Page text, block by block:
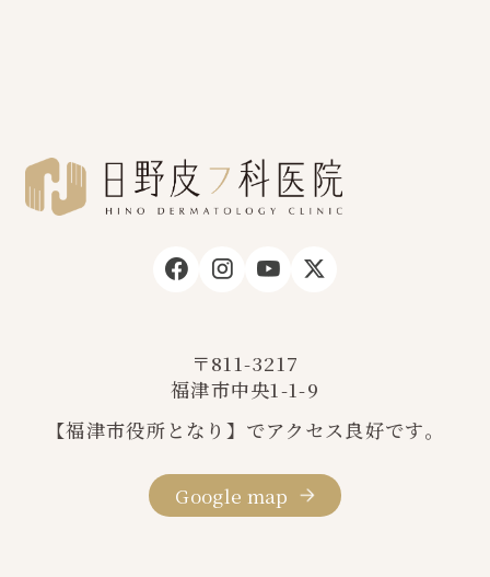
〒811-3217
福津市中央1-1-9
【福津市役所となり】でアクセス良好です。
Google map